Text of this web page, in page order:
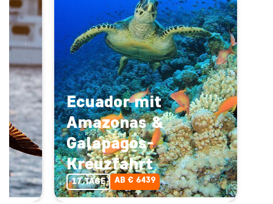
Ecuador mit
Amazonas &
Galapagos-
Kreuzfahrt
17 TAGE AB € 6439